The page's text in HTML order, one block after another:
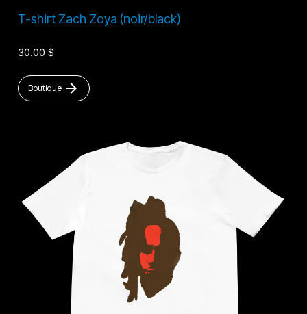
T-shirt Zach Zoya (noir/black)
30.00 $
Boutique arrow_forward